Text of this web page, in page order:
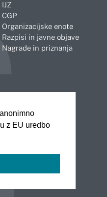
z EU uredbo
IJZ
CGP
Organizacijske enote
Razpisi in javne objave
Nagrade in priznanja
Novo mesto
Slovenj Gradec